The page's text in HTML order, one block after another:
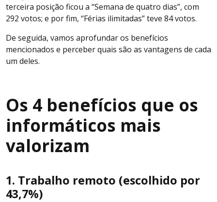
terceira posição ficou a “Semana de quatro dias”, com
292 votos; e por fim, “Férias ilimitadas” teve 84 votos.
De seguida, vamos aprofundar os benefícios
mencionados e perceber quais são as vantagens de cada
um deles.
Os 4 benefícios que os
informáticos mais
valorizam
1. Trabalho remoto (escolhido por
43,7%)